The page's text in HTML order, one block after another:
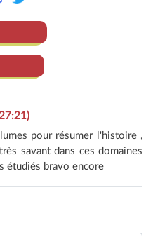
pour résumer l'histoire ,
savant dans ces domaines
étudiés bravo encore